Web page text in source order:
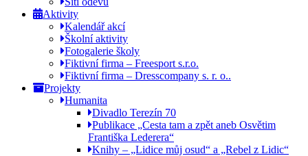
Aktivity
Kalendář akcí
Školní aktivity
Fotogalerie školy
Fiktivní firma – Freesport s.r.o.
Fiktivní firma – Dresscompany s. r. o..
Projekty
Humanita
Divadlo Terezín 70
Publikace „Cesta tam a zpět aneb Osvětim
Františka Lederera“
Knihy – „Lidice můj osud“ a „Rebel z Lidic“